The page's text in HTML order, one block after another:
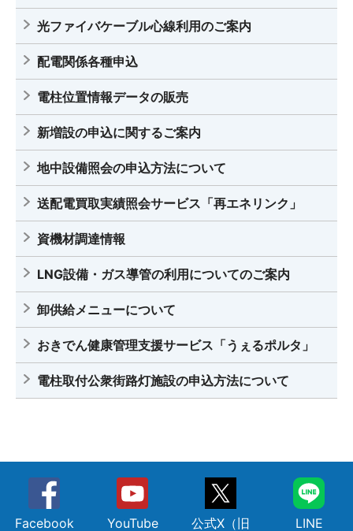
光ファイバケーブル心線利用のご案内
配電関係各種申込
電柱位置情報データの販売
新増設の申込に関するご案内
地中設備照会の申込方法について
送配電買取実績照会サービス「再エネリンク」
資機材調達情報
LNG設備・ガス導管の利用についてのご案内
卸供給メニューについて
おきでん健康管理支援サービス「うぇるポルタ」
電柱取付公衆街路灯施設の申込方法について
Facebook YouTube 公式X（旧 LINE